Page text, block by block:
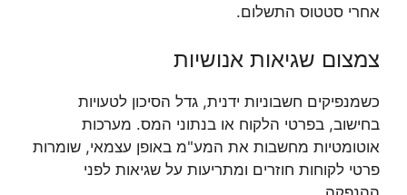
אחרי סטטוס התשלום.
צמצום שגיאות אנושיות
כשמנפיקים חשבוניות ידנית, גדל הסיכון לטעויות
בחישוב, בפרטי הלקוח או בנתוני המס. מערכות
אוטומטיות מחשבות את המע"מ באופן עצמאי, שומרות
פרטי לקוחות חוזרים ומתריעות על שגיאות לפני